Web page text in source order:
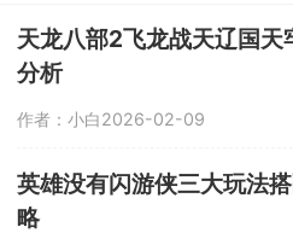
天龙八部2飞龙战天辽国天
分析
作者：小白2026-02-09
英雄没有闪游侠三大玩法
略